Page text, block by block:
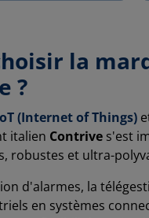
et équipements
leur gestion
pour les
: Mode
supervision à
réseau Mode
autonome grâce
Grâce
la
?
(Internet of Things)
italien Contrive s'est
robustes et ultra-
d'alarmes, la
en systèmes